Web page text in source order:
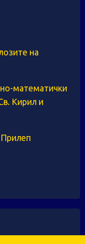
на
математички
Кирил и